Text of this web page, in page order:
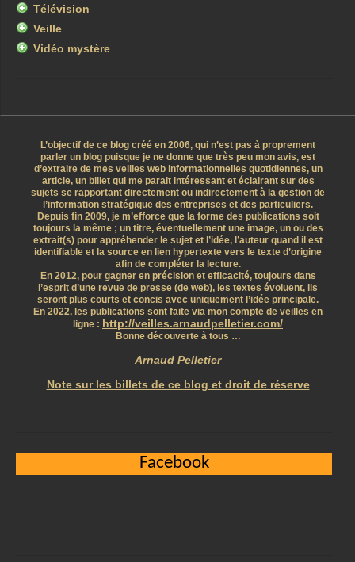
Télévision
Veille
Vidéo mystère
L’objectif de ce blog créé en 2006, qui n’est pas à proprement
parler un blog puisque je ne donne que très peu mon avis, est
d’extraire de mes veilles web informationnelles quotidiennes, un
article, un billet qui me parait intéressant et éclairant sur des
sujets se rapportant directement ou indirectement à la gestion de
l’information stratégique des entreprises et des particuliers.
Depuis fin 2009, je m’efforce que la forme des publications soit
toujours la même ; un titre, éventuellement une image, un ou des
extrait(s) pour appréhender le sujet et l’idée, l’auteur quand il est
identifiable et la source en lien hypertexte vers le texte d’origine
afin de compléter la lecture.
En 2012, pour gagner en précision et efficacité, toujours dans
l’esprit d’une revue de presse (de web), les textes évoluent, ils
seront plus courts et concis avec uniquement l’idée principale.
En 2022, les publications sont faite via mon compte de veilles en
ligne : http://veilles.arnaudpelletier.com/
Bonne découverte à tous …
Arnaud Pelletier
Note sur les billets de ce blog et droit de réserve
Facebook